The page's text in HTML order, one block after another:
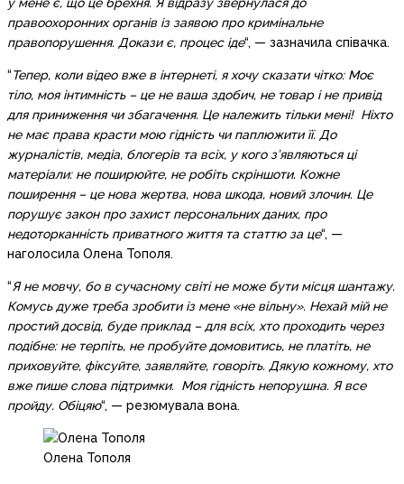
правоохоронних органів із заявою про кримінальне
правопорушення. Докази є, процес іде“, — зазначила співачка.
“Тепер, коли відео вже в інтернеті, я хочу сказати чітко: Моє
тіло, моя інтимність – це не ваша здобич, не товар і не привід
для приниження чи збагачення. Це належить тільки мені! Ніхто
не має права красти мою гідність чи паплюжити її. До
журналістів, медіа, блогерів та всіх, у кого з’являються ці
матеріали: не поширюйте, не робіть скріншоти. Кожне
поширення – це нова жертва, нова шкода, новий злочин. Це
порушує закон про захист персональних даних, про
недоторканність приватного життя та статтю за це“, —
наголосила Олена Тополя.
“Я не мовчу, бо в сучасному світі не може бути місця шантажу.
Комусь дуже треба зробити із мене «не вільну». Нехай мій не
простий досвід, буде приклад – для всіх, хто проходить через
подібне: не терпіть, не пробуйте домовитись, не платіть, не
приховуйте, фіксуйте, заявляйте, говоріть. Дякую кожному, хто
вже пише слова підтримки. Моя гідність непорушна. Я все
пройду. Обіцяю“, — резюмувала вона.
Олена Тополя